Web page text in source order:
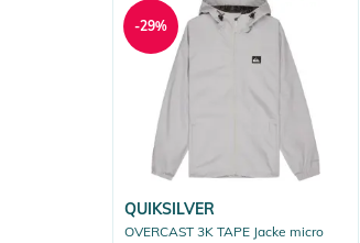
QUIKSILVER
OVERCAST 3K TAPE Jacke micro
-29%